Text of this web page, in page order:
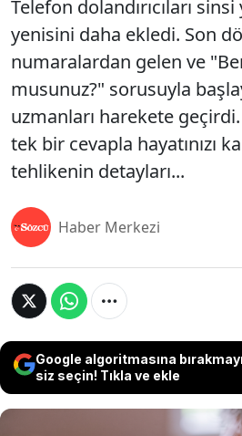
Telefon dolandırıcıları
yenisini daha ekledi. Son
numaralardan gelen ve
musunuz?" sorusuyla
uzmanları harekete
tek bir cevapla hayatınızı
tehlikenin detayları...
Haber Merkezi
Google algoritmasına
siz seçin! Tıkla ve ekle